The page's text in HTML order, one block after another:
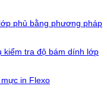
phủ bằng phương pháp
kiểm tra độ bám dính lớp
in Flexo